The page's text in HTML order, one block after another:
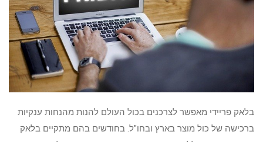
בלאק פריידי מאפשר לצרכנים בכול העולם להנות מהנחות ענקיות
ברכישה של כול מוצר בארץ ובחו"ל. בחודשים בהם מתקיים בלאק